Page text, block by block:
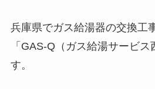
兵庫県でガス給湯器の交換工
「GAS-Q（ガス給湯サービ
す。